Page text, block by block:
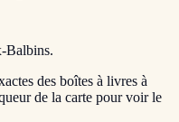
Balbins.
des boîtes à livres à
de la carte pour voir le